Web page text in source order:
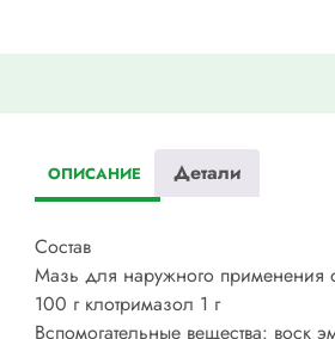
ОПИСАНИЕ Детали
Состав
Мазь для наружного применения
100 г клотримазол 1 г
Вспомогательные вещества: воск